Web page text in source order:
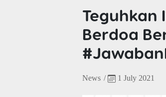
Teguhkan
Berdoa
News / 1 July 2021